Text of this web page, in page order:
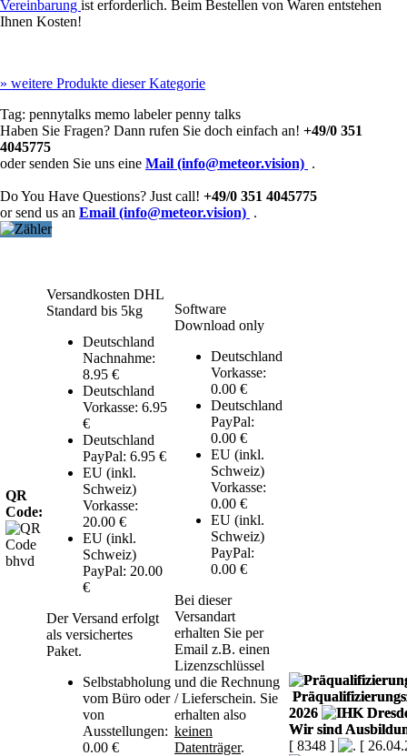
Vereinbarung ist erforderlich. Beim Bestellen von Waren entstehen
Ihnen Kosten!
» weitere Produkte dieser Kategorie
Tag: pennytalks memo labelerpenny talks
Haben Sie Fragen? Dann rufen Sie doch einfach an! +49/0 351
4045775
oder senden Sie uns eine Mail (info@meteor.vision) .
Do You Have Questions? Just call! +49/0 351 4045775
or send us an Email (info@meteor.vision) .
QR
Code:
Versandkosten DHL
Standard bis 5kg
Deutschland
Nachnahme:
8.95 €
Deutschland
Vorkasse: 6.95
€
Deutschland
PayPal: 6.95 €
EU (inkl.
Schweiz)
Vorkasse:
20.00 €
EU (inkl.
Schweiz)
PayPal: 20.00
€
Der Versand erfolgt
als versichertes
Paket.
Selbstabholung
vom Büro oder
von
Ausstellungen:
0.00 €
Software
Download only
Deutschland
Vorkasse:
0.00 €
Deutschland
PayPal:
0.00 €
EU (inkl.
Schweiz)
Vorkasse:
0.00 €
EU (inkl.
Schweiz)
PayPal:
0.00 €
Bei dieser
Versandart
erhalten Sie per
Email z.B. einen
Lizenzschlüssel
und die Rechnung
/ Lieferschein. Sie
erhalten also
keinen
Datenträger.
2026
Wir sind
[ 8348 ]
[